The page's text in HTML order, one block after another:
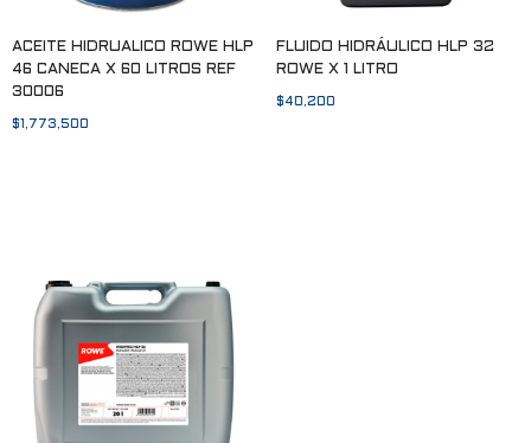
ACEITE HIDRUALICO ROWE HLP
46 CANECA X 60 LITROS REF
30006
$ 1,773,500
FLUIDO HIDRÁULICO HLP 32
ROWE X 1 LITRO
$ 40,200